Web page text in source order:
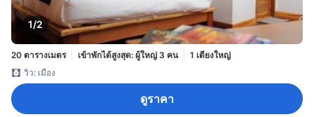
1/2
20 ตารางเมตร เข้าพักได้สูงสุด: ผู้ใหญ่ 3 คน
1 เตียงใหญ่
วิว: เมือง
ดูราคา